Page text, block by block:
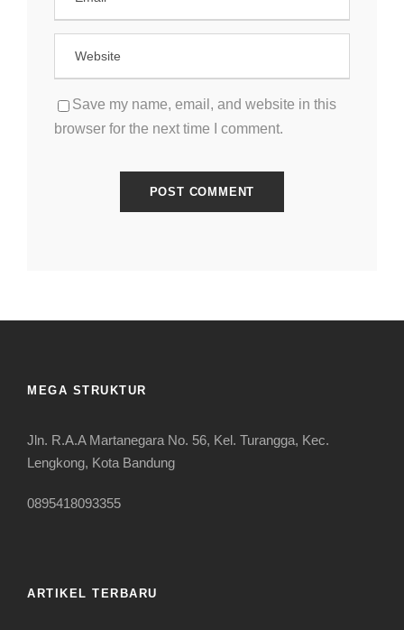
Save my name, email, and website in this
browser for the next time I comment.
MEGA STRUKTUR
Jln. R.A.A Martanegara No. 56, Kel. Turangga, Kec.
Lengkong, Kota Bandung
0895418093355
ARTIKEL TERBARU